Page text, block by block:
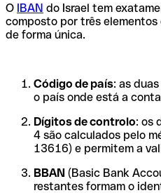
O IBAN do Israel tem
composto por três
de forma única.
Código de país: as
o país onde está a
Dígitos de controlo: os
4 são calculados pelo
13616) e permitem a
BBAN (Basic Bank
restantes formam o